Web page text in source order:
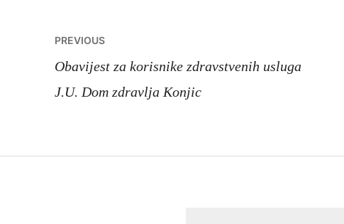
Navigacija
članaka
PREVIOUS
Obavijest za korisnike zdravstvenih usluga
J.U. Dom zdravlja Konjic